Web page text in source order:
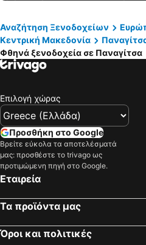
Πατρικό
Lithos Hotel Spa
Nostos Hotel
Miramonte Chalet Hotel Spa
ROUGA Mountain Boutique Suites & Spa
Ξενώνας Αρχοντικό Ταρσούνα
Νόστος
Ξενώνας Πάνθεον
Τα Σκαλοπάτια
Έλκα
Ευ Ζην
Αναζήτηση Ξενοδοχείων
Κεντρική Μακεδονία
Φθηνά ξενοδοχεία σε Παναγίτσα
Επιλογή χώρας
Προσθήκη στο Google
Βρείτε εύκολα τα αποτελέσματά
μας: προσθέστε το trivago ως
προτιμώμενη πηγή στο Google.
Εταιρεία
Τα προϊόντα μας
Όροι και πολιτικές